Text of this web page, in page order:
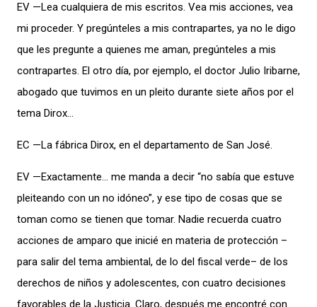
EV —Lea cualquiera de mis escritos. Vea mis acciones, vea
mi proceder. Y pregúnteles a mis contrapartes, ya no le digo
que les pregunte a quienes me aman, pregúnteles a mis
contrapartes. El otro día, por ejemplo, el doctor Julio Iribarne,
abogado que tuvimos en un pleito durante siete años por el
tema Dirox…
EC —La fábrica Dirox, en el departamento de San José.
EV —Exactamente… me manda a decir “no sabía que estuve
pleiteando con un no idóneo”, y ese tipo de cosas que se
toman como se tienen que tomar. Nadie recuerda cuatro
acciones de amparo que inicié en materia de protección –
para salir del tema ambiental, de lo del fiscal verde– de los
derechos de niños y adolescentes, con cuatro decisiones
favorables de la Justicia. Claro, después me encontré con